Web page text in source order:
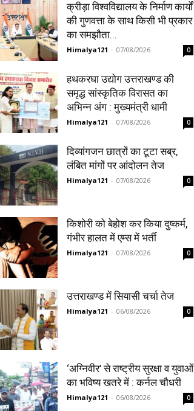
क्रीड़ा विश्वविद्यालय के निर्माण कार्यों
की गुणवत्ता के साथ किसी भी प्रकार
का समझौता...
Himalya121 - 07/08/2026 0
हथकरघा उद्योग उत्तराखण्ड की
समृद्ध सांस्कृतिक विरासत का
अभिन्न अंग : मुख्यमंत्री धामी
Himalya121 - 07/08/2026 0
दिव्यांगजन छात्रों का टूटा सब्र,
लंबित मांगों पर आंदोलन तेज
Himalya121 - 07/08/2026 0
किशोरी को बेहोश कर किया दुष्कर्म,
गंभीर हालत में एम्स में भर्ती
Himalya121 - 07/08/2026 0
उत्तराखण्ड में सियासी चर्चा तेज
Himalya121 - 06/08/2026 0
‘अग्निवीर’ से राष्ट्रीय सुरक्षा व युवाओं
का भविष्य खतरे में : कर्नल चौधरी
Himalya121 - 06/08/2026 0